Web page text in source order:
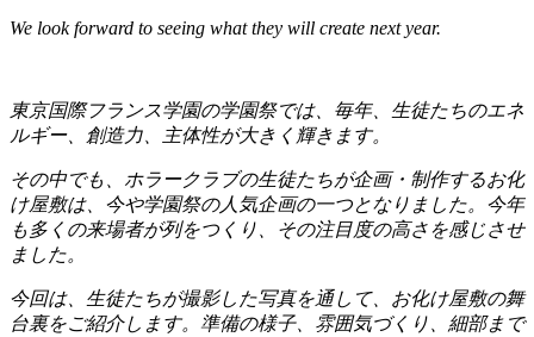
We look forward to seeing what they will create next year.
東京国際フランス学園の学園祭では、毎年、生徒たちのエネ
ルギー、創造力、主体性が大きく輝きます。
その中でも、ホラークラブの生徒たちが企画・制作するお化
け屋敷は、今や学園祭の人気企画の一つとなりました。今年
も多くの来場者が列をつくり、その注目度の高さを感じさせ
ました。
今回は、生徒たちが撮影した写真を通して、お化け屋敷の舞
台裏をご紹介します。準備の様子、雰囲気づくり、細部まで